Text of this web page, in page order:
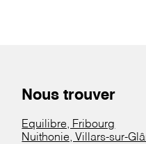
Nous trouver
Equilibre, Fribourg
Nuithonie, Villars-sur-